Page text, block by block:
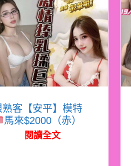
熟客【安平】模特
馬來$2000（赤）
閱讀全文